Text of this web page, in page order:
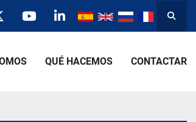
youtubelinkedin
QUÉ HACEMOS CONTACTAR